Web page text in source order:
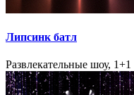
Липсинк батл
Развлекательные шоу, 1+1